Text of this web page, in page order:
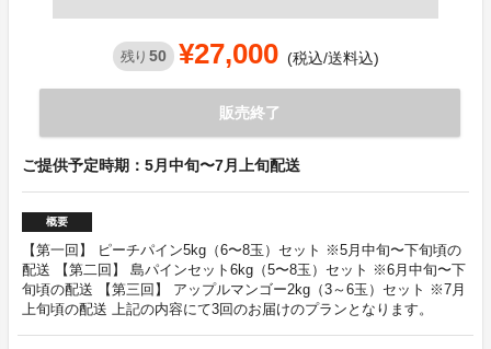
残り 50 ¥27,000 (税込/送料込)
販売終了
ご提供予定時期：5月中旬〜7月上旬配送
概要
【第一回】 ピーチパイン5kg（6〜8玉）セット ※5月中旬〜下旬頃の
配送 【第二回】 島パインセット6kg（5〜8玉）セット ※6月中旬〜下
旬頃の配送 【第三回】 アップルマンゴー2kg（3～6玉）セット ※7月
上旬頃の配送 上記の内容にて3回のお届けのプランとなります。